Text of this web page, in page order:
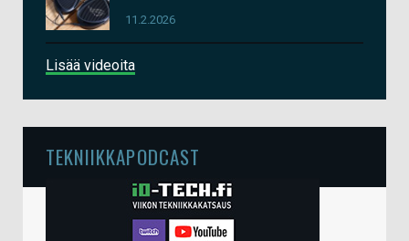
11.2.2026
Lisää videoita
TEKNIIKKAPODCAST